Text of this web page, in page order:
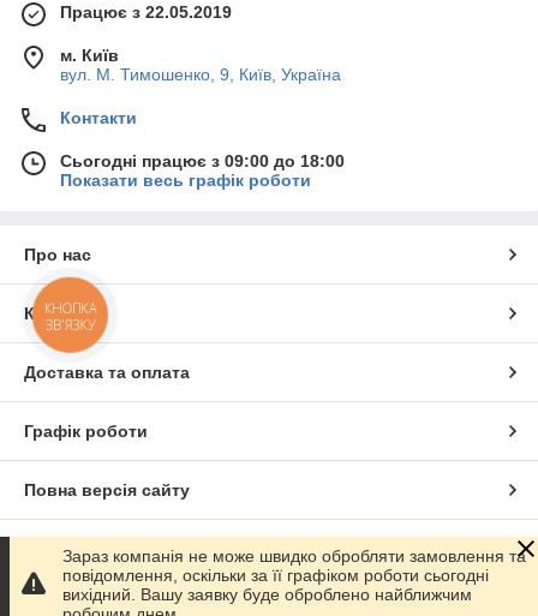
Працює з 22.05.2019
м. Київ
вул. М. Тимошенко, 9, Київ, Україна
Контакти
Сьогодні працює з 09:00 до 18:00
Показати весь графік роботи
Про нас
Контакти
Доставка та оплата
Графік роботи
Повна версія сайту
Сайт створено на маркетплейсі Prom.ua
Політика конфіденційності
Зараз компанія не може швидко обробляти замовлення та
повідомлення, оскільки за її графіком роботи сьогодні
вихідний. Вашу заявку буде оброблено найближчим
КНОПКА
ЗВ'ЯЗКУ